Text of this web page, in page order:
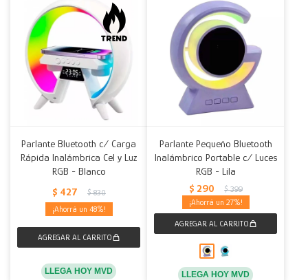
Parlante Bluetooth c/ Carga
Rápida Inalámbrica Cel y Luz
RGB - Blanco
$ 427 $ 830
48
LLEGA HOY MVD
Parlante Pequeño Bluetooth
Inalámbrico Portable c/ Luces
RGB - Lila
$ 290 $ 399
27
LLEGA HOY MVD